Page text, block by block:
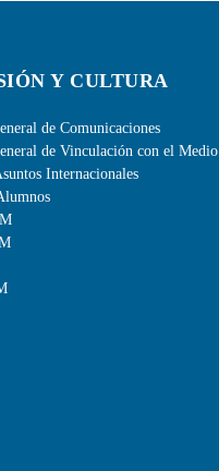
Y CULTURA
de Comunicaciones
de Vinculación con el Medio
Internacionales